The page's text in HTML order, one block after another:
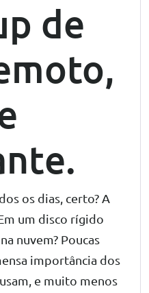
de
os dias, certo? A
um disco rígido
nuvem? Poucas
importância dos
e muito menos